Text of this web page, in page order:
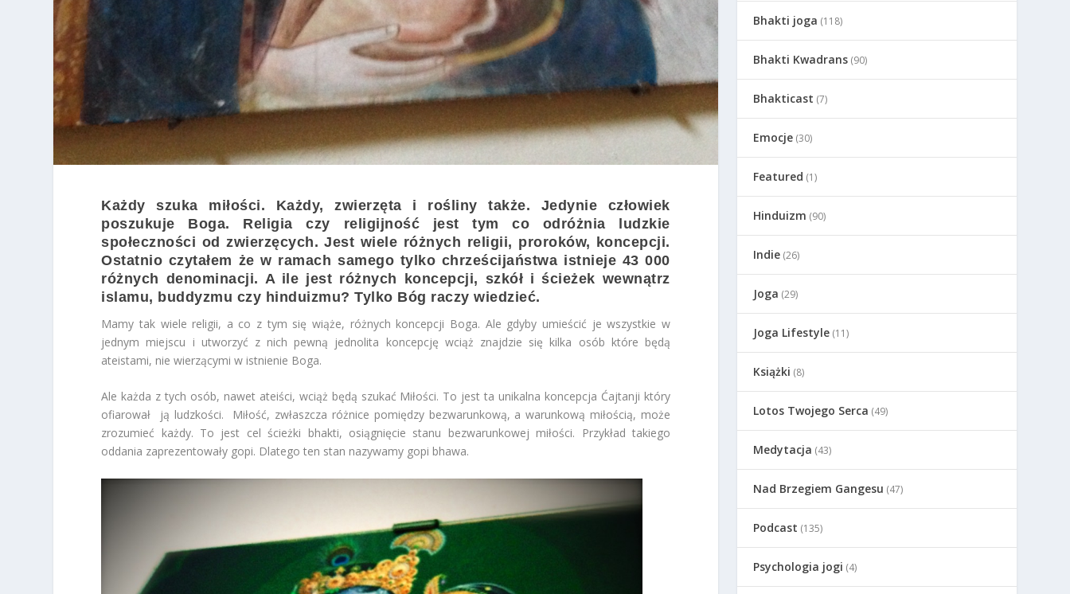
Każdy szuka miłości. Każdy, zwierzęta i rośliny także. Jedynie człowiek
poszukuje Boga. Religia czy religijność jest tym co odróżnia ludzkie
społeczności od zwierzęcych. Jest wiele różnych religii, proroków, koncepcji.
Ostatnio czytałem że w ramach samego tylko chrześcijaństwa istnieje 43 000
różnych denominacji. A ile jest różnych koncepcji, szkół i ścieżek wewnątrz
islamu, buddyzmu czy hinduizmu? Tylko Bóg raczy wiedzieć.
Mamy tak wiele religii, a co z tym się wiąże, różnych koncepcji Boga. Ale gdyby umieścić je wszystkie w
jednym miejscu i utworzyć z nich pewną jednolita koncepcję wciąż znajdzie się kilka osób które będą
ateistami, nie wierzącymi w istnienie Boga.
Ale każda z tych osób, nawet ateiści, wciąż będą szukać Miłości. To jest ta unikalna koncepcja Ćajtanji który
ofiarował ją ludzkości. Miłość, zwłaszcza różnice pomiędzy bezwarunkową, a warunkową miłością, może
zrozumieć każdy. To jest cel ścieżki bhakti, osiągnięcie stanu bezwarunkowej miłości. Przykład takiego
oddania zaprezentowały gopi. Dlatego ten stan nazywamy gopi bhawa.
Bhakti joga (118)
Bhakti Kwadrans(90)
Bhakticast (7)
Emocje(30)
Featured (1)
Hinduizm (90)
Indie(26)
Joga (29)
Joga Lifestyle(11)
Książki (8)
Lotos Twojego Serca (49)
Medytacja (43)
Nad Brzegiem Gangesu (47)
Podcast (135)
Psychologia jogi (4)